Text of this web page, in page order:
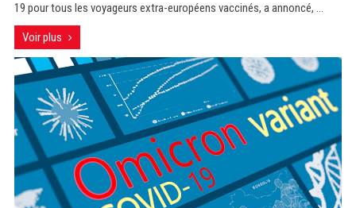
19 pour tous les voyageurs extra-européens vaccinés, a annoncé, ...
Voir plus